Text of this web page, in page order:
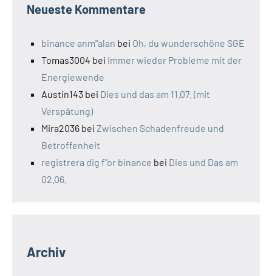
Neueste Kommentare
binance anm"alan bei Oh, du wunderschöne SGE
Tomas3004 bei Immer wieder Probleme mit der
Energiewende
Austin143 bei Dies und das am 11.07. (mit
Verspätung)
Mira2036 bei Zwischen Schadenfreude und
Betroffenheit
registrera dig f"or binance bei Dies und Das am
02.06.
Archiv